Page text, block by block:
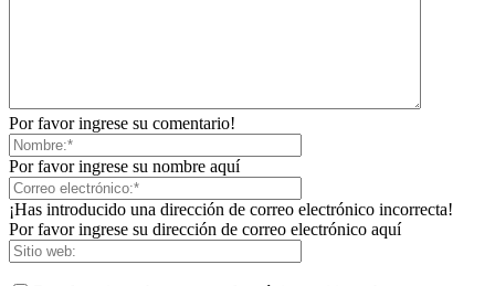
Por favor ingrese su comentario!
Por favor ingrese su nombre aquí
¡Has introducido una dirección de correo electrónico incorrecta!
Por favor ingrese su dirección de correo electrónico aquí